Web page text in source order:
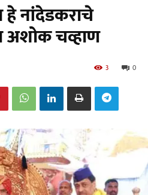
हे नांदेडकराचे
अशोक चव्हाण
0
3